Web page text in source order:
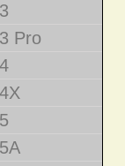
Pro